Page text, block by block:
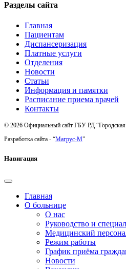
Разделы сайта
Главная
Пациентам
Диспансеризация
Платные услуги
Отделения
Новости
Статьи
Информация и памятки
Расписание приема врачей
Контакты
© 2026 Официальный сайт ГБУ РД “Городская
Разработка сайта - “Магрус-М”
Навигация
Главная
О больнице
О нас
Руководство и
Медицинский
Режим работы
График приёма
Новости